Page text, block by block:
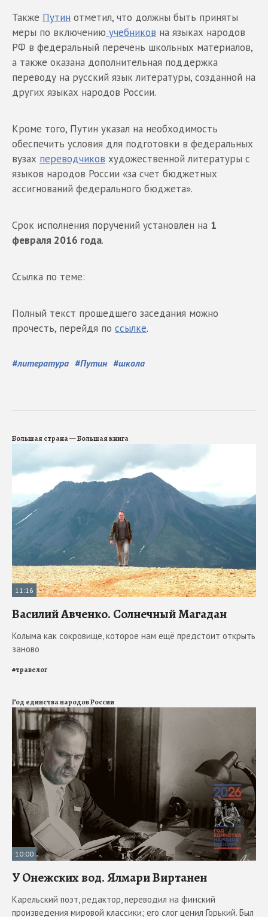
Также Путин отметил, что должны быть приняты
меры по включению учебников на языках народов
РФ в федеральный перечень школьных материалов,
а также оказана дополнительная поддержка
переводу на русский язык литературы, созданной на
других языках народов России.
Кроме того, Путин указал на необходимость
обеспечить условия для подготовки в федеральных
вузах переводчиков художественной литературы с
языков народов России «за счет бюджетных
ассигнований федерального бюджета».
Срок исполнения поручений установлен на 1
февраля 2016 года.
Ссылка по теме:
Полный текст прошедшего заседания можно
прочесть, перейдя по ссылке.
#литература #Путин #школа
Большая страна — Большая книга
11:16
Василий Авченко. Солнечный Магадан
Колыма как сокровище, которое нам ещё предстоит открыть
заново
#травелог
Год единства народов России
10:00
У Онежских вод. Ялмари Виртанен
Карельский поэт, редактор, переводил на финский
произведения мировой классики; его слог ценил Горький. Был